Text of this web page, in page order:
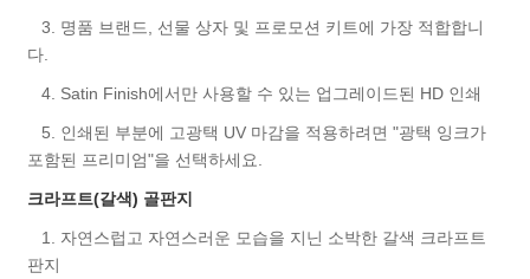
3. 명품 브랜드, 선물 상자 및 프로모션 키트에 가장 적합합니
다.
4. Satin Finish에서만 사용할 수 있는 업그레이드된 HD 인쇄
5. 인쇄된 부분에 고광택 UV 마감을 적용하려면 "광택 잉크가
포함된 프리미엄"을 선택하세요.
크라프트(갈색) 골판지
1. 자연스럽고 자연스러운 모습을 지닌 소박한 갈색 크라프트
판지